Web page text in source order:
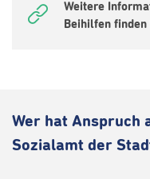
Weitere
Beihilfen finden
Wer hat Anspruch
Sozialamt der